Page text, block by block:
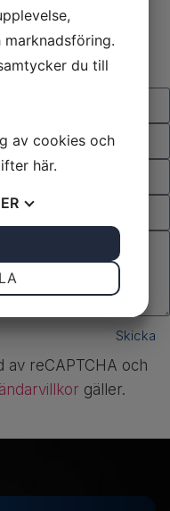
tveka inte att
nedan eller
Skicka
av reCAPTCHA och
gäller.
du till
av cookies och
här.